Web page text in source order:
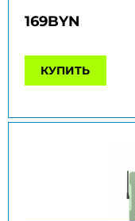
169BYN
КУПИТЬ